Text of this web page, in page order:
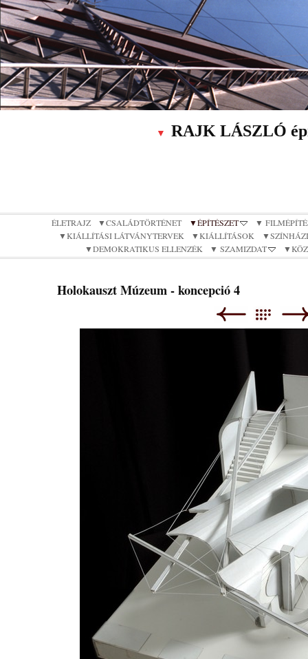
▼ RAJK LÁSZLÓ
ÉLETRAJZ ▼CSALÁDTÖRTÉNET ▼ÉPÍTÉSZET
▼
▼KIÁLLÍTÁSI LÁTVÁNYTERVEK
▼KIÁLLÍTÁSOK
▼DEMOKRATIKUS ELLENZÉK
▼ SZAMIZDAT
Holokauszt Múzeum - koncepció 4